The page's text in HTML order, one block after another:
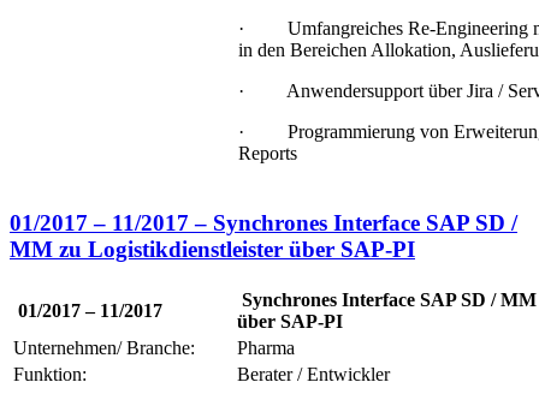
· Umfangreiches Re-Engineering
in den Bereichen Allokation,
· Anwendersupport über Jira /
· Programmierung von
Reports
01/2017 – 11/2017 – Synchrones Interface SAP SD /
MM zu Logistikdienstleister über SAP-PI
01/2017 – 11/2017
Synchrones Interface SAP SD /
über SAP-PI
Unternehmen/ Branche:
Pharma
Funktion:
Berater / Entwickler